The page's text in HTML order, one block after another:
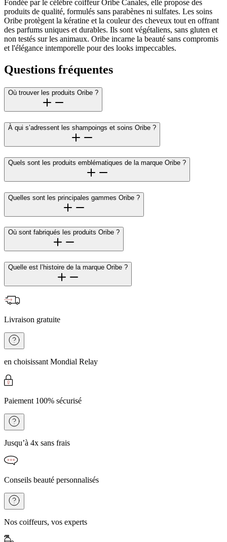
Fondée par le célèbre coiffeur Oribe Canales, elle propose des
produits de qualité, formulés sans parabènes ni sulfates. Les soins
Oribe protègent la kératine et la couleur des cheveux tout en offrant
des parfums uniques et durables. Ils sont végétaliens, sans gluten et
non testés sur les animaux. Oribe incarne la beauté sans compromis
et l'élégance intemporelle pour des looks impeccables.
Questions fréquentes
Où trouver les produits Oribe ?
À qui s’adressent les shampoings et soins Oribe ?
Quels sont les produits emblématiques de la marque Oribe ?
Quelles sont les principales gammes Oribe ?
Où sont fabriqués les produits Oribe ?
Quelle est l’histoire de la marque Oribe ?
Livraison gratuite
en choisissant Mondial Relay
Paiement 100% sécurisé
Jusqu’à 4x sans frais
Conseils beauté personnalisés
Nos coiffeurs, vos experts